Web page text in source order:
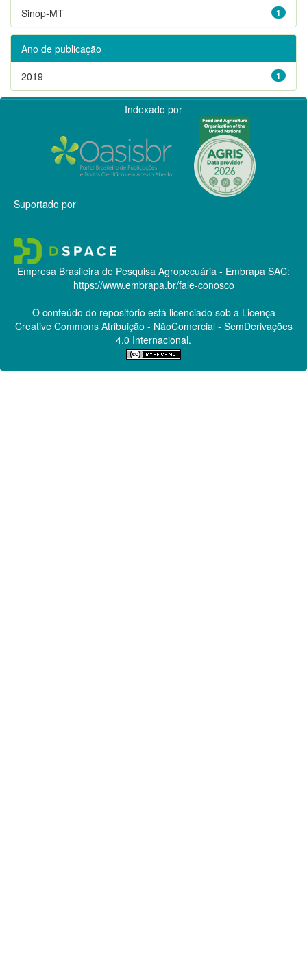
1
Sinop-MT
Ano de publicação
1
2019
Indexado por
Suportado por
Empresa Brasileira de Pesquisa Agropecuária - Embrapa SAC:
https://www.embrapa.br/fale-conosco
O conteúdo do repositório está licenciado sob a Licença
Creative CommonsAtribuição - NãoComercial - SemDerivações
4.0 Internacional.